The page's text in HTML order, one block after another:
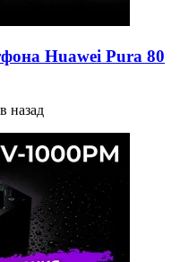
Huawei Pura 80
назад